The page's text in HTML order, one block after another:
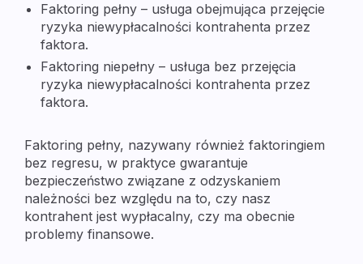
Faktoring pełny – usługa obejmująca przejęcie
ryzyka niewypłacalności kontrahenta przez
faktora.
Faktoring niepełny – usługa bez przejęcia
ryzyka niewypłacalności kontrahenta przez
faktora.
Faktoring pełny, nazywany również faktoringiem
bez regresu, w praktyce gwarantuje
bezpieczeństwo związane z odzyskaniem
należności bez względu na to, czy nasz
kontrahent jest wypłacalny, czy ma obecnie
problemy finansowe.